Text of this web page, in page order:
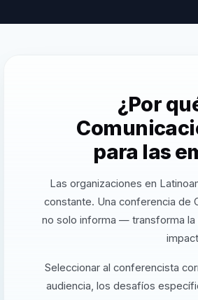
¿Por
para las
Las organizaciones en
constante. Una conferencia de
no solo informa — transforma la
Seleccionar al conferencista
audiencia, los desafíos